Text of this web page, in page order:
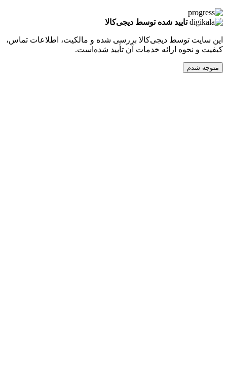
تایید شده توسط دیجی‌کالا
توسط دیجی‌کالا بررسی شده و مالکیت، اطلاعات تماس،
ارائه خدمات آن تأیید شده‌است.